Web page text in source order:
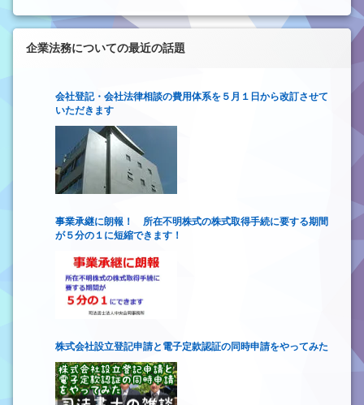
企業法務についての最近の話題
会社登記・会社法律相談の費用体系を５月１日から改訂させて
いただきます
事業承継に朗報！ 所在不明株式の株式取得手続に要する期間
が５分の１に短縮できます！
株式会社設立登記申請と電子定款認証の同時申請をやってみた